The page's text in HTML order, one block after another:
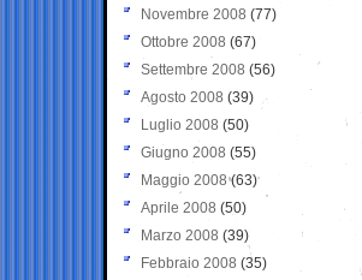
Novembre 2008 (77)
Ottobre 2008 (67)
Settembre 2008 (56)
Agosto 2008 (39)
Luglio 2008 (50)
Giugno 2008 (55)
Maggio 2008(63)
Aprile 2008 (50)
Marzo 2008 (39)
Febbraio 2008 (35)